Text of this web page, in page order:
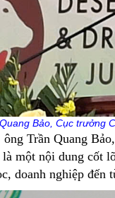
Bảo, Cục trưởng
Trần Quang Bảo,
là một nội dung cốt
doanh nghiệp đến